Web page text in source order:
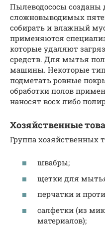
Пылеводососы созданы
сложновыводимых
собирать и влажный
применяются
которые удаляют
средств. Для мытья
машины. Некоторые
подметать ровные
обработки полов
наносят воск либо
Хозяйственные
Группа хозяйственных
швабры;
щетки для
перчатки и
салфетки (из
материалов);